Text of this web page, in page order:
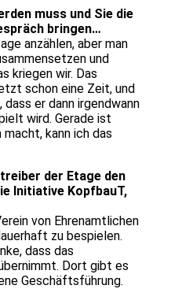
muss und Sie die
bringen…
anzählen, aber man
und
kriegen wir. Das
schon eine Zeit, und
er dann irgendwann
wird. Gerade ist
macht, kann ich das
der Etage den
Initiative KopfbauT,
von Ehrenamtlichen
zu bespielen.
dass das
Dort gibt es
Geschäftsführung.